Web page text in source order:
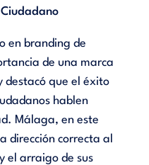
en branding de
de una marca
destacó que el éxito
hablen
Málaga, en este
dirección correcta al
el arraigo de sus